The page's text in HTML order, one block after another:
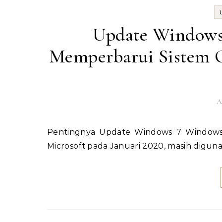
Update
Memperbarui Sistem
Pentingnya Update Windows 7 Windows 7, meskipun telah resmi mencapai akhir dukungan dari
Microsoft pada Januari 2020, masih